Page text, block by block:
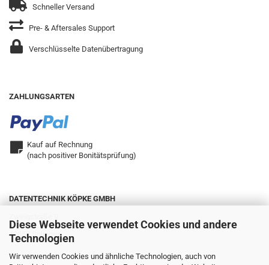
Diese Webseite verwendet Cookies und andere
Technologien
Wir verwenden Cookies und ähnliche Technologien, auch von
Schneller Versand
Pre- & Aftersales Support
Verschlüsselte Datenübertragung
ZAHLUNGSARTEN
Kauf auf Rechnung
(nach positiver Bonitätsprüfung)
DATENTECHNIK KÖPKE GMBH
42657 Solingen